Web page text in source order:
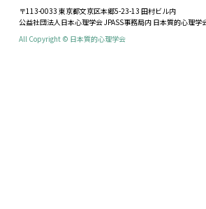
〒113-0033 東京都文京区本郷5-23-13 田村ビル内
公益社団法人日本心理学会 JPASS事務局内 日本質的心理学
All Copyright © 日本質的心理学会